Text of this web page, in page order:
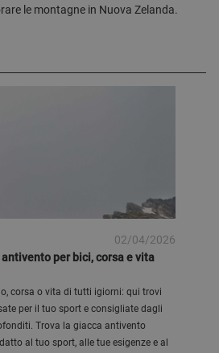
le montagne in Nuova Zelanda.
02/04/2026
per bici, corsa e vita
corsa o vita di tutti igiorni: qui trovi
per il tuo sport e consigliate dagli
Trova la giacca antivento
al tuo sport, alle tue esigenze e al